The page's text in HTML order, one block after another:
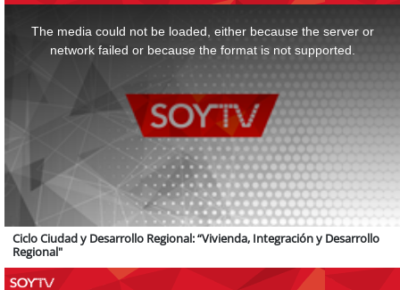
The media could not be loaded, either because the server or
network failed or because the format is not supported.
Ciclo Ciudad y Desarrollo Regional: “Vivienda, Integración y Desarrollo
Regional"